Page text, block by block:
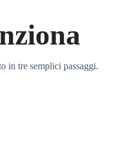
in tre semplici passaggi.